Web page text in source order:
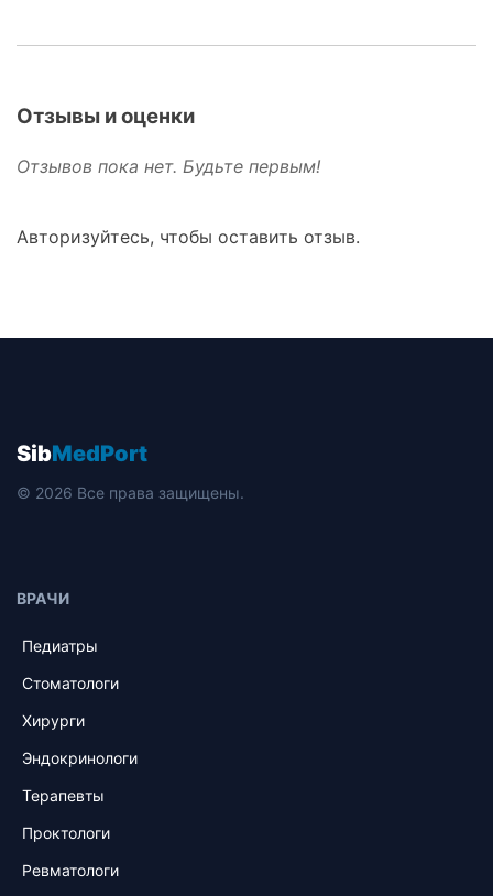
Отзывы и оценки
Отзывов пока нет. Будьте первым!
Авторизуйтесь, чтобы оставить отзыв.
SibMedPort
© 2026 Все права защищены.
ВРАЧИ
Педиатры
Стоматологи
Хирурги
Эндокринологи
Терапевты
Проктологи
Ревматологи